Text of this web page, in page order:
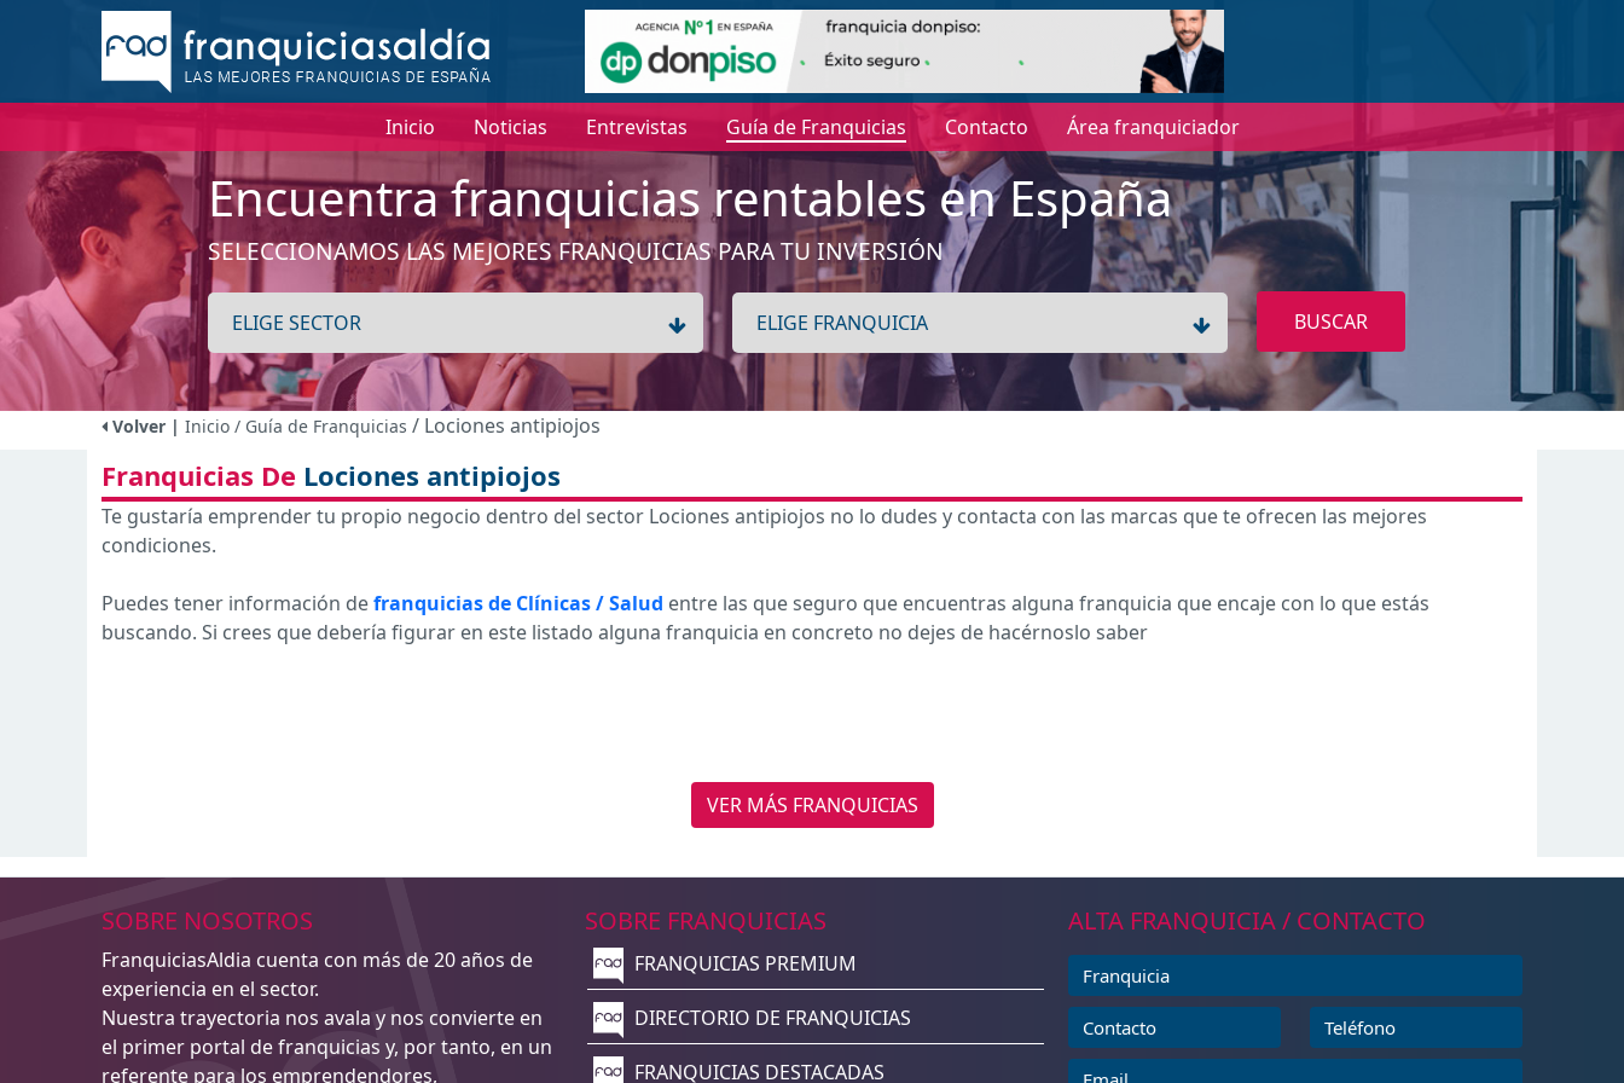
Inicio Noticias Entrevistas Guía de Franquicias Contacto Área franquiciador
Encuentra franquicias rentables en España
SELECCIONAMOS LAS MEJORES FRANQUICIAS PARA TU INVERSIÓN
BUSCAR
Volver | Inicio / Guía de Franquicias / Lociones antipiojos
Franquicias De Lociones antipiojos
Te gustaría emprender tu propio negocio dentro del sector Lociones antipiojos no lo dudes y contacta con las marcas que te ofrecen las mejores
condiciones.
Puedes tener información defranquicias de Clínicas / Salud entre las que seguro que encuentras alguna franquicia que encaje con lo que estás
buscando. Si crees que debería figurar en este listado alguna franquicia en concreto no dejes de hacérnoslo saber
VER MÁS FRANQUICIAS
SOBRE NOSOTROS
FranquiciasAldia cuenta con más de 20 años de
experiencia en el sector.
Nuestra trayectoria nos avala y nos convierte en
el primer portal de franquicias y, por tanto, en un
referente para los emprendendores,
SOBRE FRANQUICIAS
FRANQUICIAS PREMIUM
DIRECTORIO DE FRANQUICIAS
FRANQUICIAS DESTACADAS
ALTA FRANQUICIA / CONTACTO